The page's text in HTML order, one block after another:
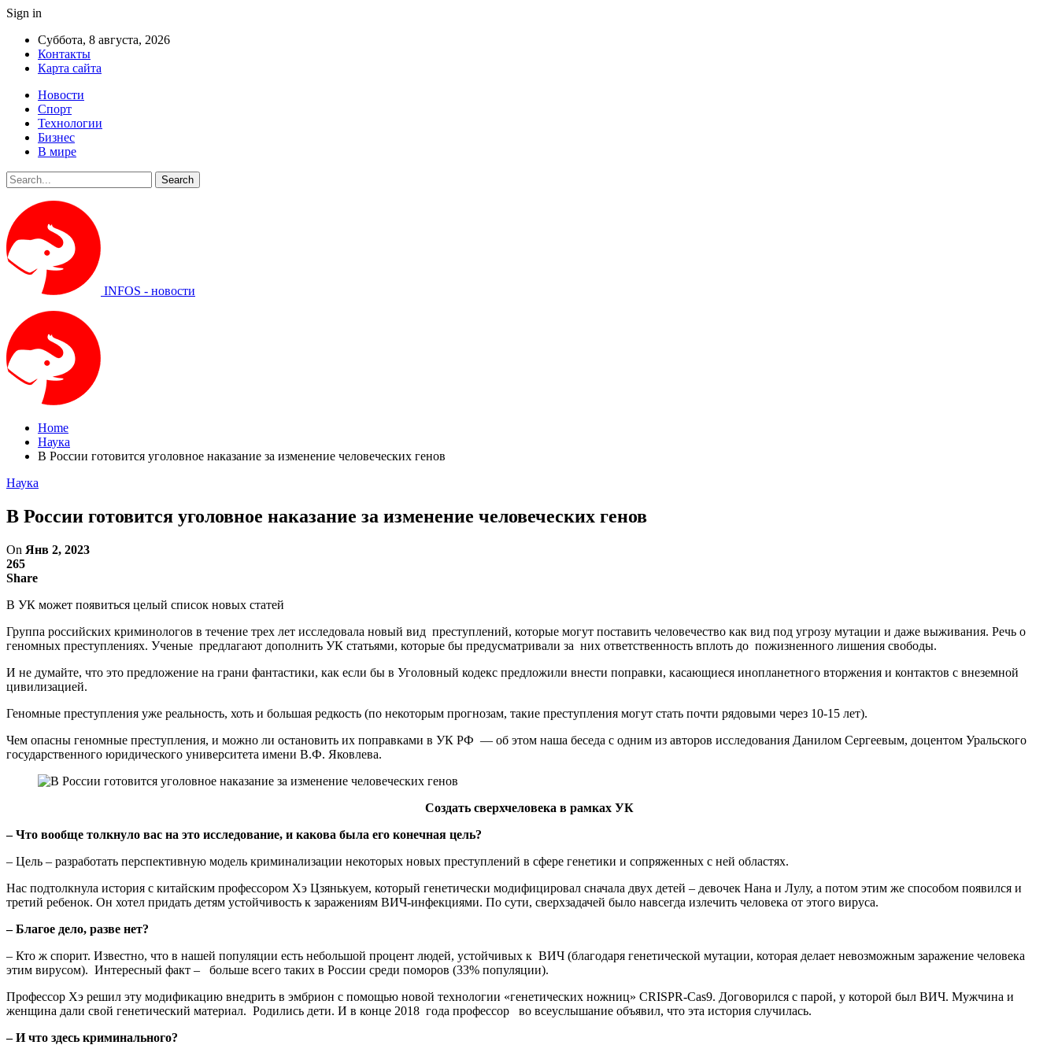
Sign in
Суббота, 8 августа, 2026
Контакты
Карта сайта
Новости
Спорт
Технологии
Бизнес
В мире
INFOS - новости
Home
Наука
В России готовится уголовное наказание за изменение человеческих генов
Наука
В России готовится уголовное наказание за изменение человеческих генов
On Янв 2, 2023
265
Share
В УК может появиться целый список новых статей
Группа российских криминологов в течение трех лет исследовала новый вид преступлений, которые могут поставить человечество как вид под угрозу мутации и даже выживания. Речь о
геномных преступлениях. Ученые предлагают дополнить УК статьями, которые бы предусматривали за них ответственность вплоть до пожизненного лишения свободы.
И не думайте, что это предложение на грани фантастики, как если бы в Уголовный кодекс предложили внести поправки, касающиеся инопланетного вторжения и контактов с внеземной
цивилизацией.
Геномные преступления уже реальность, хоть и большая редкость (по некоторым прогнозам, такие преступления могут стать почти рядовыми через 10-15 лет).
Чем опасны геномные преступления, и можно ли остановить их поправками в УК РФ — об этом наша беседа с одним из авторов исследования Данилом Сергеевым, доцентом Уральского
государственного юридического университета имени В.Ф. Яковлева.
Создать сверхчеловека в рамках УК
– Что вообще толкнуло вас на это исследование, и какова была его конечная цель?
– Цель – разработать перспективную модель криминализации некоторых новых преступлений в сфере генетики и сопряженных с ней областях.
Нас подтолкнула история с китайским профессором Хэ Цзянькуем, который генетически модифицировал сначала двух детей – девочек Нана и Лулу, а потом этим же способом появился и
третий ребенок. Он хотел придать детям устойчивость к заражениям ВИЧ-инфекциями. По сути, сверхзадачей было навсегда излечить человека от этого вируса.
– Благое дело, разве нет?
– Кто ж спорит. Известно, что в нашей популяции есть небольшой процент людей, устойчивых к ВИЧ (благодаря генетической мутации, которая делает невозможным заражение человека
этим вирусом). Интересный факт – больше всего таких в России среди поморов (33% популяции).
Профессор Хэ решил эту модификацию внедрить в эмбрион с помощью новой технологии «генетических ножниц» CRISPR-Cas9. Договорился с парой, у которой был ВИЧ. Мужчина и
женщина дали свой генетический материал. Родились дети. И в конце 2018 года профессор во всеуслышание объявил, что эта история случилась.
– И что здесь криминального?